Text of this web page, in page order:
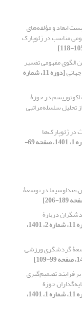
ابعاد و مؤلفه‌های
مناسب در ژئوپارک
الگوی مفهومی تفسیر
[دوره 11، شماره
اکوتوریسم در حوزۀ
تحلیل سلسله‏‌مراتبی
در ژئوپارک‌‏ها
[دوره 11، شماره 1، 1401، صفحه 69-
صداوسیما در توسعۀ
دربارۀ
[دوره 11، شماره 2، 1401،
گردشگری ورزشی
فرایند تصمیم‌گیری
حوزة
[دوره 11، شماره 1، 1401،